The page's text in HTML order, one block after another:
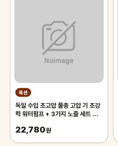
옥션
독일 수입 초고압 물총 고압 기 초강
력 워터펌프 + 3가지 노즐 세트 집
22,780원